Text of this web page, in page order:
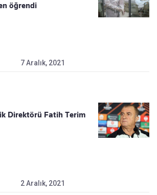
öğrendi
7 Aralık, 2021
Direktörü Fatih Terim
2 Aralık, 2021